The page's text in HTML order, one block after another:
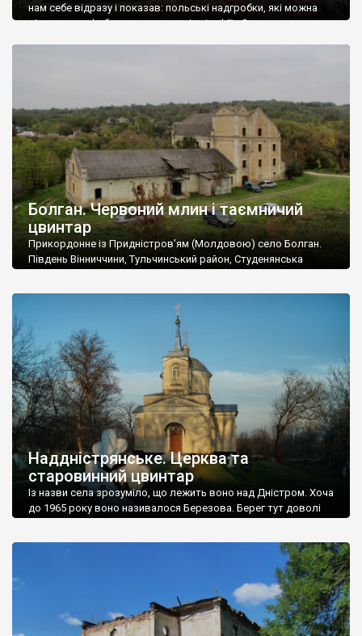
нам себе відразу і показав: польські надгробки, які можна
віднести до фабричних, польські епітафії… Загалом цвинтар
Болган. Червоний млин і таємничий
цвинтар
Прикордонне із Придністров’ям (Молдовою) село Болган.
Південь Вінниччини, Тульчинський район, Студенянська
старовинний цвинтар із кам’яними хрестами. Всі епітафії, які
збереглися, написані кирилицею, церковнослов’янською
мовою. За всіма традиційними ознаками – цвинтар
український. Хрести датуються 19 століттям. У 1924-1940
роках Болган […]
Наддністрянське. Церква та
старовинний цвинтар
Із назви села зрозуміло, що лежить воно над Дністром. Хоча
до 1965 року воно називалося Березова. Берег тут доволі
Наддністрянське відрізняється від більшості навколишніх
сіл. У селі є мурована Михайлівська церква. Точної дати […]